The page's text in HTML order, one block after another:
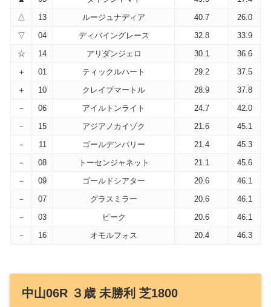
△
13 ルージュナディア 40.7
26.0
▽
04 ディバイングレース 32.8
33.9
☆
14 アリダンジェロ 30.1
36.6
＋
01 ティックルハート 29.2
37.5
＋
10 クレイプマートル 28.9
37.8
－
06 アイルトンライト 24.7
42.0
－
15 アジアノカイゾク 21.6
45.1
－
11 ゴールデンパリー 21.4
45.3
－
08 トーセンジャネット 21.1
45.6
－
09 ゴールドシアター 20.6
46.1
－
07 グラスミラー 20.6
46.1
－
03 ピーク 20.6
46.1
－
16 オモルフォス 20.4 46.3
中山06R ３歳 未勝利 芝1800